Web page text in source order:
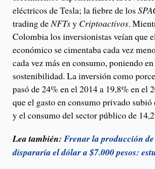
eléctricos de Tesla; la fiebre de los
trading deNFTsy Criptoactivos.
Colombia los inversionistas veían que
económico se cimentaba cada vez
cada vez más en consumo, poniendo
sostenibilidad. La inversión como
pasó de 24% en el 2014 a 19,8% en el
que el gasto en consumo privado subió
y el consumo del sector público de
Lea también:Frenar la producción
dispararía el dólar a $7.000 pesos: